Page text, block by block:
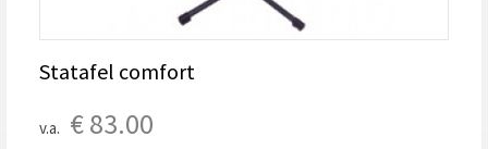
Statafel comfort
v.a. €83.00